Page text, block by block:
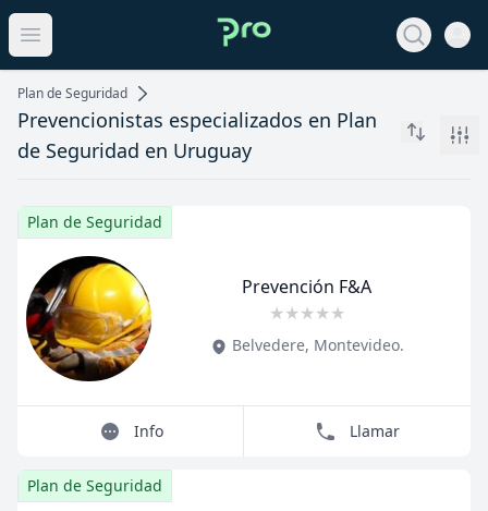
Open main menu
View
Plan de Seguridad
Prevencionistas especializados en Plan
de Seguridad en Uruguay
Plan de Seguridad
Prevención F&A
★★★★★
Belvedere, Montevideo.
Info Llamar
Plan de Seguridad